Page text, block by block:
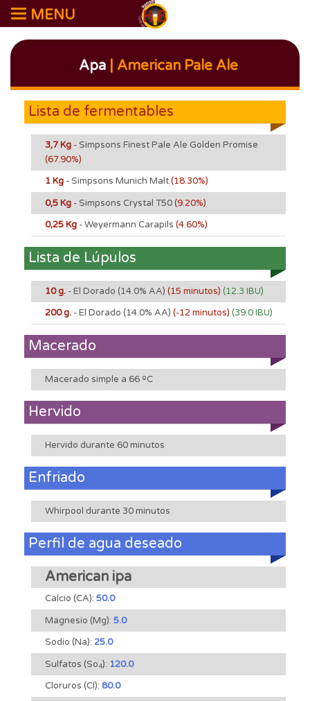
MENU
Apa | American Pale Ale
Lista de fermentables
3,7 Kg - Simpsons Finest Pale Ale Golden Promise
(67.90%)
1 Kg - Simpsons Munich Malt(18.30%)
0,5 Kg - Simpsons Crystal T50(9.20%)
0,25 Kg - Weyermann Carapils (4.60%)
Lista de Lúpulos
10 g. - El Dorado (14.0% AA) (15 minutos) (12.3 IBU)
200 g. - El Dorado (14.0% AA) (-12 minutos) (39.0 IBU)
Macerado
Macerado simple a 66 ºC
Hervido
Hervido durante 60 minutos
Enfriado
Whirpool durante 30 minutos
Perfil de agua deseado
American ipa
Calcio (CA): 50.0
Magnesio (Mg): 5.0
Sodio (Na): 25.0
Sulfatos (So4): 120.0
Cloruros (Cl): 80.0